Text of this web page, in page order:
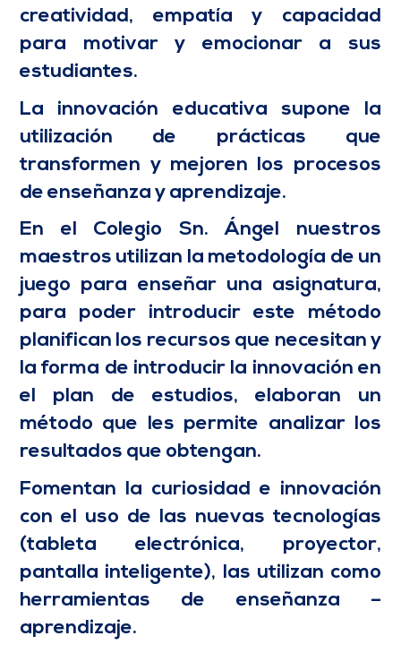
creatividad, empatía y capacidad
para motivar y emocionar a sus
estudiantes.
La innovación educativa supone la
utilización de prácticas que
transformen y mejoren los procesos
de enseñanza y aprendizaje.
En el Colegio Sn. Ángel nuestros
maestros utilizan la metodología de un
juego para enseñar una asignatura,
para poder introducir este método
planifican los recursos que necesitan y
la forma de introducir la innovación en
el plan de estudios, elaboran un
método que les permite analizar los
resultados que obtengan.
Fomentan la curiosidad e innovación
con el uso de las nuevas tecnologías
(tableta electrónica, proyector,
pantalla inteligente), las utilizan como
herramientas de enseñanza –
aprendizaje.